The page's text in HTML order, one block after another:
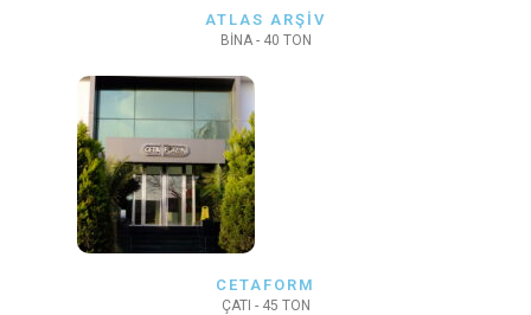
ATLAS ARŞİV
BİNA - 40 TON
CETAFORM
ÇATI - 45 TON